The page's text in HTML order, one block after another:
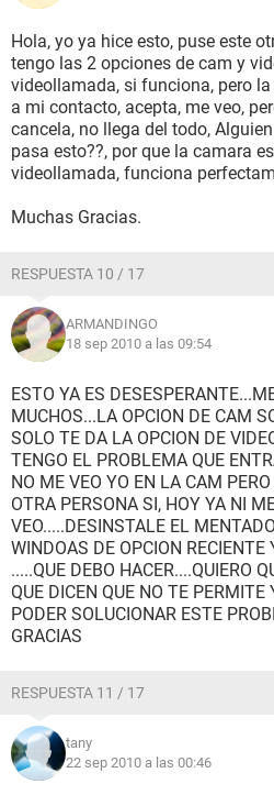
Hola, yo ya hice esto, puse este
tengo las 2 opciones de cam y
videollamada, si funciona, pero
a mi contacto, acepta, me veo,
cancela, no llega del todo,
pasa esto??, por que la camara
videollamada, funciona
Muchas Gracias.
RESPUESTA 10 / 17
ARMANDINGO
18 sep 2010 a las 09:54
ESTO YA ES
MUCHOS...LA OPCION DE CAM
SOLO TE DA LA OPCION DE
TENGO EL PROBLEMA QUE
NO ME VEO YO EN LA CAM
OTRA PERSONA SI, HOY YA NI
VEO.....DESINSTALE EL
WINDOAS DE OPCION RECIENTE
.....QUE DEBO HACER....QUIERO
QUE DICEN QUE NO TE PERMITE
PODER SOLUCIONAR ESTE
GRACIAS
RESPUESTA 11 / 17
tany
22 sep 2010 a las 00:46